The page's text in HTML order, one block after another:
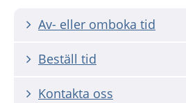
Av- eller omboka tid
Beställ tid
Kontakta oss